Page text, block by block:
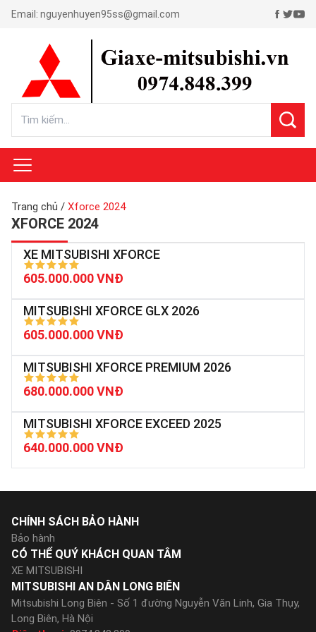
Email: nguyenhuyen95ss@gmail.com
Trang chủ / Xforce 2024
XFORCE 2024
XE MITSUBISHI XFORCE
605.000.000 VNĐ
MITSUBISHI XFORCE GLX 2026
605.000.000 VNĐ
MITSUBISHI XFORCE PREMIUM 2026
680.000.000 VNĐ
MITSUBISHI XFORCE EXCEED 2025
640.000.000 VNĐ
MITSUBISHI AN DÂN LONG BIÊN
Mitsubishi Long Biên - Số 1 đường Nguyễn Văn Linh, Gia Thụy,
Long Biên, Hà Nội
CHÍNH SÁCH BẢO HÀNH
Bảo hành
CÓ THỂ QUÝ KHÁCH QUAN TÂM
XE MITSUBISHI